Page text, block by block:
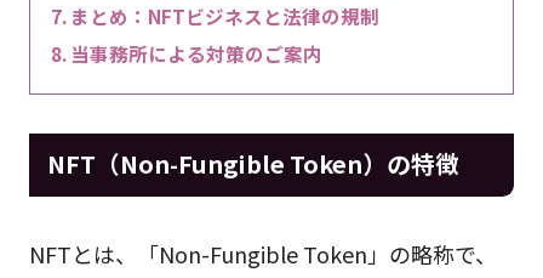
まとめ：NFTビジネスと法律の規制
当事務所による対策のご案内
NFT（Non-Fungible Token）の特徴
NFTとは、「Non-Fungible Token」の略称で、